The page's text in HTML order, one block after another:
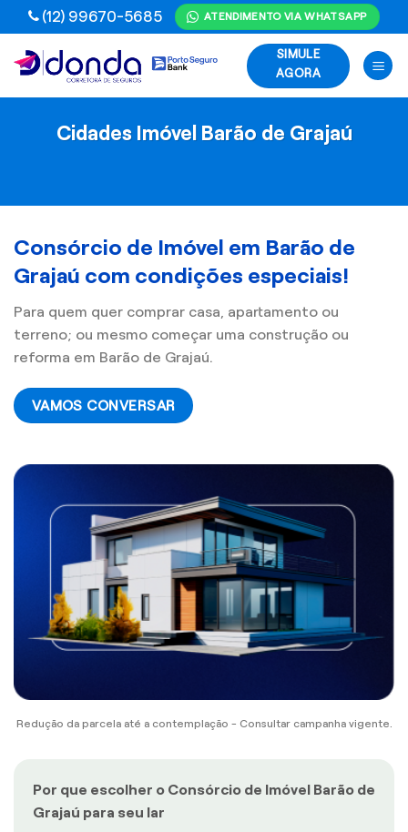
Skip
to
content
(12) 99670-5685 ATENDIMENTO VIA WHATSAPP
SIMULE
AGORA
Cidades Imóvel Barão de Grajaú
Consórcio de Imóvel em Barão de
Grajaú com condições especiais!
Para quem quer comprar casa, apartamento ou
terreno; ou mesmo começar uma construção ou
reforma em Barão de Grajaú.
VAMOS CONVERSAR
Redução da parcela até a contemplação - Consultar campanha vigente.
Por que escolher o Consórcio de Imóvel Barão de
Grajaú para seu lar